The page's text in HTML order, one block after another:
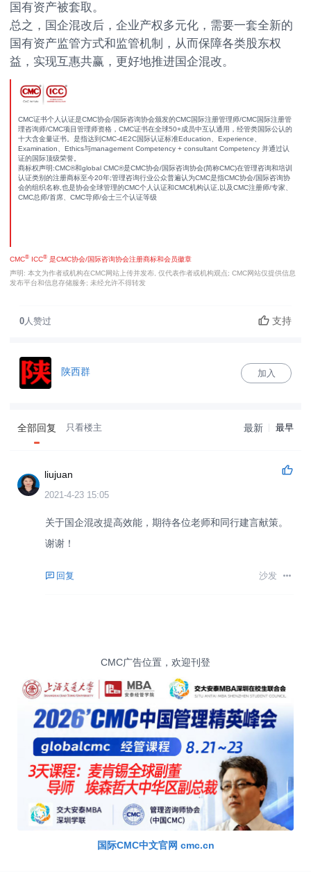
国有资产被套取。
总之，国企混改后，企业产权多元化，需要一套全新的
国有资产监管方式和监管机制，从而保障各类股东权
益，实现互惠共赢，更好地推进国企混改。
CMC证书个人认证是CMC协会/国际咨询协会颁发的CMC国际注册管理师/CMC国际注册管
理咨询师/CMC项目管理师资格，CMC证书在全球50+成员中互认通用，经管类国际公认的
十大含金量证书。是指达到CMC-4E2C国际认证标准Education、Experience、
Examination、Ethics与management Competency + consultant Competency 并通过认
证的国际顶级荣誉。
商标权声明:CMC®和global CMC®是CMC协会/国际咨询协会(简称CMC)在管理咨询和培训
认证类别的注册商标至今20年;管理咨询行业公众普遍认为CMC是指CMC协会/国际咨询协
会的组织名称,也是协会全球管理的CMC个人认证和CMC机构认证,以及CMC注册师/专家、
CMC总师/首席、CMC导师/会士三个认证等级
CMC® ICC® 是CMC协会/国际咨询协会注册商标和会员徽章
声明: 本文为作者或机构在CMC网站上传并发布, 仅代表作者或机构观点; CMC网站仅提供信息
发布平台和信息存储服务; 未经允许不得转发
0 人赞过 支持
陕西群 加入
全部回复 只看楼主 最新 最早
liujuan
2021-4-23 15:05
关于国企混改提高效能，期待各位老师和同行建言献策。
谢谢！
回复 沙发
CMC广告位置，欢迎刊登
国际CMC中文官网 cmc.cn